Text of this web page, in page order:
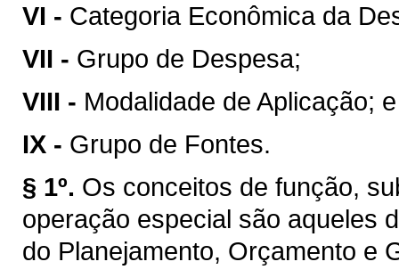
VI - Categoria Econômica da
VII - Grupo de Despesa;
VIII - Modalidade de Aplicação; e
IX - Grupo de Fontes.
§ 1º. Os conceitos de função,
operação especial são aqueles
do Planejamento, Orçamento e